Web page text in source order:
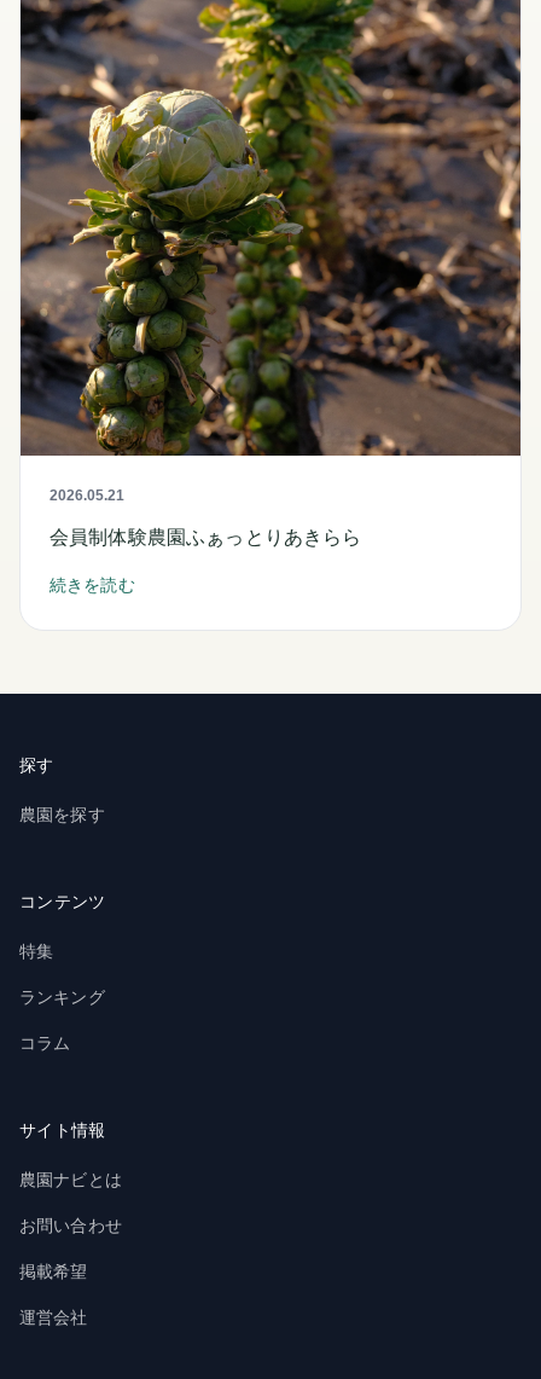
2026.05.21
会員制体験農園ふぁっとりあきらら
続きを読む
探す
農園を探す
コンテンツ
特集
ランキング
コラム
サイト情報
農園ナビとは
お問い合わせ
掲載希望
運営会社